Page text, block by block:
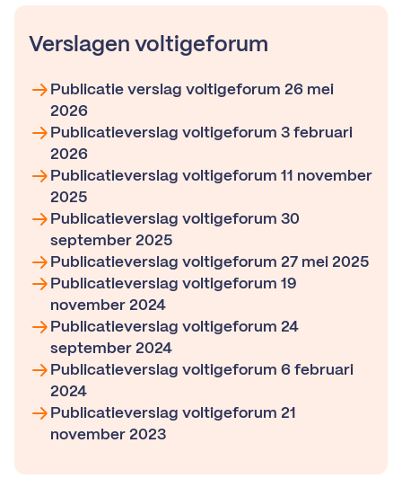
Verslagen voltigeforum
Publicatie verslag voltigeforum 26 mei
2026
Publicatieverslag voltigeforum 3 februari
2026
Publicatieverslag voltigeforum 11 november
2025
Publicatieverslag voltigeforum 30
september 2025
Publicatieverslag voltigeforum 27 mei 2025
Publicatieverslag voltigeforum 19
november 2024
Publicatieverslag voltigeforum 24
september 2024
Publicatieverslag voltigeforum 6 februari
2024
Publicatieverslag voltigeforum 21
november 2023